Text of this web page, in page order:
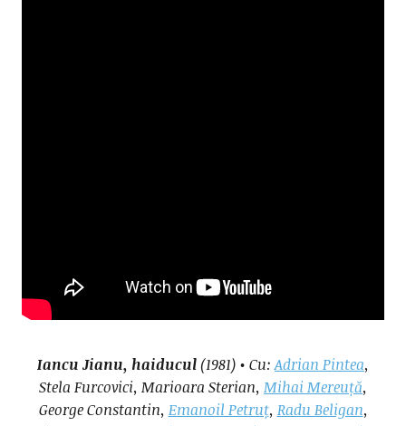
Iancu Jianu, haiducul(1981) • Cu:Adrian Pintea,
Stela Furcovici, Marioara Sterian, Mihai Mereuță,
George Constantin, Emanoil Petruț, Radu Beligan,